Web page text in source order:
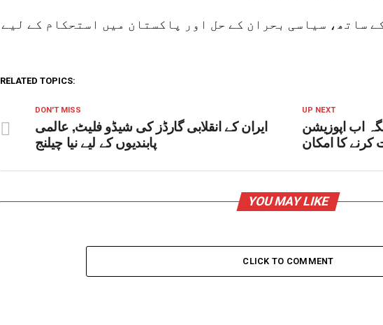
ساتھ، سیاسی بحران کے حل اور پاکستان میں استحکام کے لیے
RELATED TOPICS:
UP NEXT
اب اپوزیشن
کا امکان
DON'T MISS
ایران کے انقلابی گارڈز کی شیڈو فلیٹ, عالمی
پابندیوں کے لیے نیا چیلنج
YOU MAY LIKE
CLICK TO COMMENT